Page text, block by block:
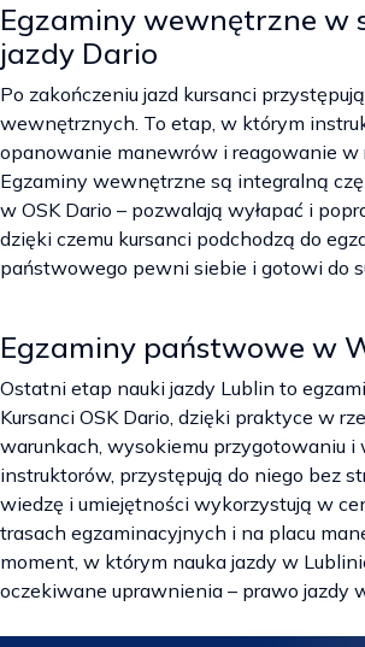
Egzaminy wewnętrzne w
jazdy Dario
Po zakończeniu jazd kursanci
wewnętrznych. To etap, w którym
opanowanie manewrów i reagowanie w
Egzaminy wewnętrzne są integralną
w OSK Dario – pozwalają wyłapać i
dzięki czemu kursanci podchodzą do
państwowego pewni siebie i gotowi do
Egzaminy państwowe w
Ostatni etap nauki jazdy Lublin to
Kursanci OSK Dario, dzięki praktyce w
warunkach, wysokiemu przygotowaniu i
instruktorów, przystępują do niego bez
wiedzę i umiejętności wykorzystują w
trasach egzaminacyjnych i na placu
moment, w którym nauka jazdy w
oczekiwane uprawnienia – prawo jazdy